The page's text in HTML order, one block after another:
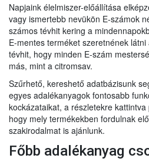
Napjaink élelmiszer-előállítása
vagy ismertebb nevükön E-számok
számos tévhit kering a
E-mentes terméket szeretnének
tévhit, hogy minden E-szám
más, mint a citromsav.
Szűrhető, kereshető adatbázisunk
egyes adalékanyagok fontosabb
kockázataikat, a részletekre
hogy mely termékekben fordulnak
szakirodalmat is ajánlunk.
Főbb adalékanyag